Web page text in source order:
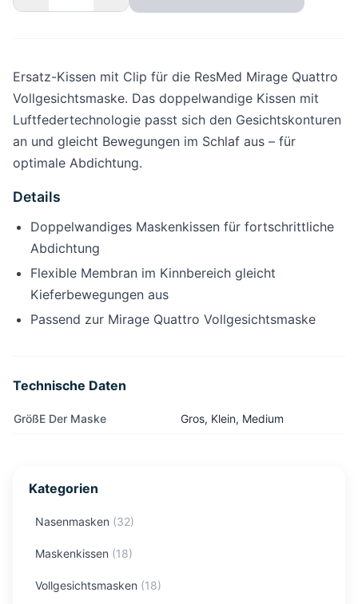
Kategorien
Nasenmasken (32)
Maskenkissen (18)
Vollgesichtsmasken (18)
Ersatz-Kissen mit Clip für die ResMed Mirage Quattro
Vollgesichtsmaske. Das doppelwandige Kissen mit
Luftfedertechnologie passt sich den Gesichtskonturen
an und gleicht Bewegungen im Schlaf aus – für
optimale Abdichtung.
Details
Doppelwandiges Maskenkissen für fortschrittliche
Abdichtung
Flexible Membran im Kinnbereich gleicht
Kieferbewegungen aus
Passend zur Mirage Quattro Vollgesichtsmaske
Technische Daten
GrößE Der Maske Gros, Klein, Medium